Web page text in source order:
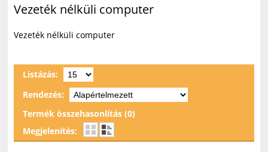
Vezeték nélküli computer
Vezeték nélküli computer
Listázás:
Rendezés:
Termék összehasonlítás (0)
Megjelenítés: